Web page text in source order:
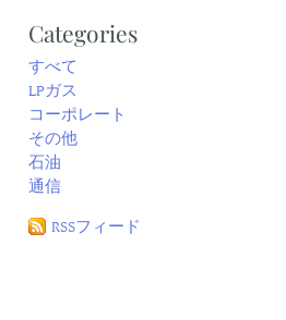
Categories
すべて
LPガス
コーポレート
その他
石油
通信
RSSフィード